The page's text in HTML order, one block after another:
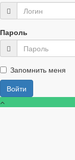
Пароль
Запомнить меня
Войти